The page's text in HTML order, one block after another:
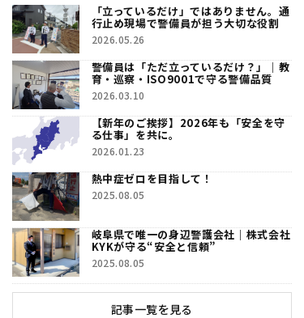
「立っているだけ」ではありません。通
行止め現場で警備員が担う大切な役割
2026.05.26
警備員は「ただ立っているだけ？」｜教
育・巡察・ISO9001で守る警備品質
2026.03.10
【新年のご挨拶】2026年も「安全を守
る仕事」を共に。
2026.01.23
熱中症ゼロを目指して！
2025.08.05
岐阜県で唯一の身辺警護会社｜株式会社
KYKが守る“安全と信頼”
2025.08.05
記事一覧を見る